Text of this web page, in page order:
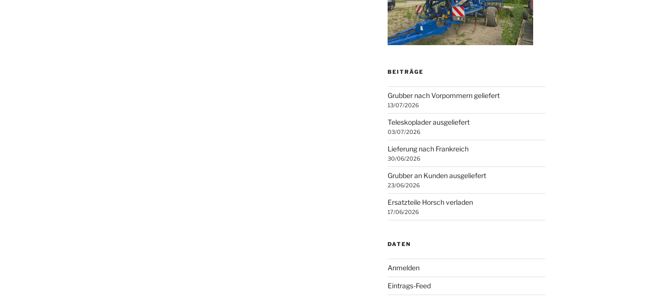
BEITRÄGE
Grubber nach Vorpommern geliefert
13/07/2026
Teleskoplader ausgeliefert
03/07/2026
Lieferung nach Frankreich
30/06/2026
Grubber an Kunden ausgeliefert
23/06/2026
Ersatzteile Horsch verladen
17/06/2026
DATEN
Anmelden
Eintrags-Feed